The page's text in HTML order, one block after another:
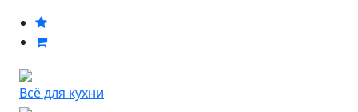
Всё для кухни